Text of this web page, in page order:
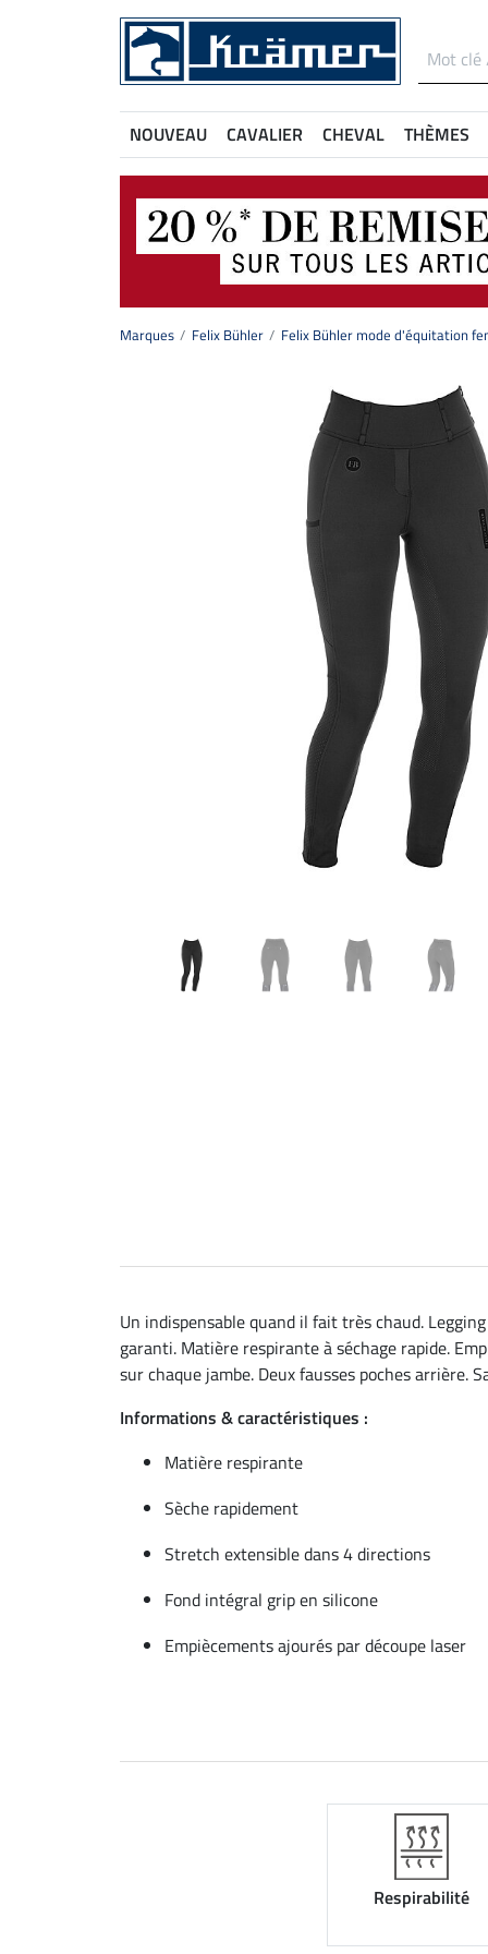
NOUVEAU CAVALIER CHEVAL THÈMES
Marques Felix Bühler Felix Bühler mode d'équitation
Un indispensable quand il fait très chaud.
garanti. Matière respirante à séchage rapide.
sur chaque jambe. Deux fausses poches arrière.
Informations & caractéristiques :
Matière respirante
Sèche rapidement
Stretch extensible dans 4 directions
Fond intégral grip en silicone
Empiècements ajourés par découpe laser
Respirabilité